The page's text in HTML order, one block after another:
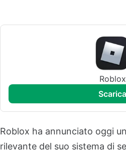
Roblox
scarica
Roblox ha annunciato oggi
rilevante del suo sistema di